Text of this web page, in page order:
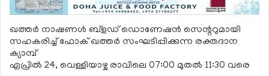
ഖത്തര്‍ നാഷണള്‍ ബ്‌ളഡ് ഡൊണേഷന്‍ സെന്ററുമായി
സഹകരിച്ച് ഫോക് ഖത്തര്‍ സംഘടിപ്പിക്കുന്ന രക്തദാന
ക്യാമ്പ്
ഏപ്രില്‍ 24, വെള്ളിയാഴ്ച രാവിലെ 07:00 മുതല്‍ 11:30 വരെ